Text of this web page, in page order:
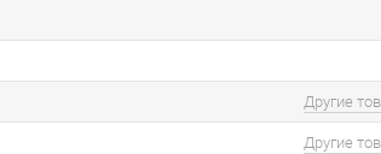
Другие
Другие